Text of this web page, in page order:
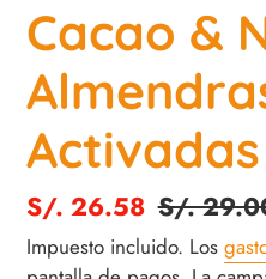
Cacao &
Activadas
Precio
de
S/. 26.58 Precio
habitual
S/.
Impuesto incluido. Los